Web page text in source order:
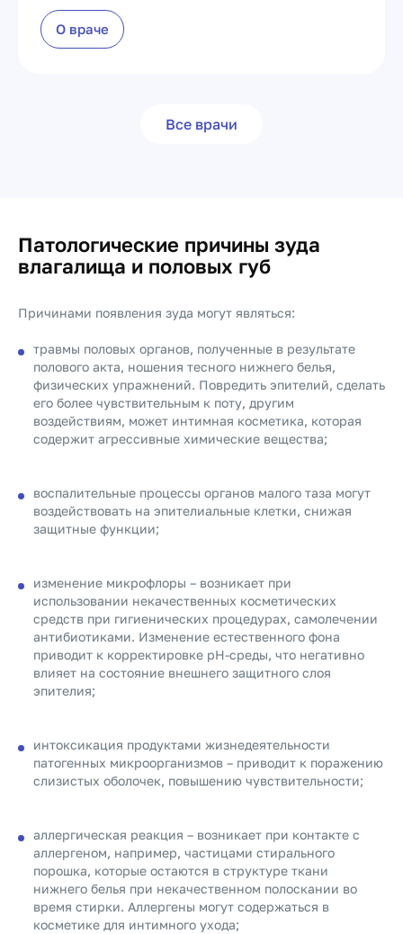
О враче
Все врачи
Патологические причины зуда
влагалища и половых губ
Причинами появления зуда могут являться:
травмы половых органов, полученные в результате
полового акта, ношения тесного нижнего белья,
физических упражнений. Повредить эпителий, сделать
его более чувствительным к поту, другим
воздействиям, может интимная косметика, которая
содержит агрессивные химические вещества;
воспалительные процессы органов малого таза могут
воздействовать на эпителиальные клетки, снижая
защитные функции;
изменение микрофлоры – возникает при
использовании некачественных косметических
средств при гигиенических процедурах, самолечении
антибиотиками. Изменение естественного фона
приводит к корректировке рН-среды, что негативно
влияет на состояние внешнего защитного слоя
эпителия;
интоксикация продуктами жизнедеятельности
патогенных микроорганизмов – приводит к поражению
слизистых оболочек, повышению чувствительности;
аллергическая реакция – возникает при контакте с
аллергеном, например, частицами стирального
порошка, которые остаются в структуре ткани
нижнего белья при некачественном полоскании во
время стирки. Аллергены могут содержаться в
косметике для интимного ухода;